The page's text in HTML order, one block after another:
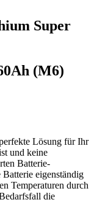
Super
(M6)
Lösung für Ihr
und keine
Batterie-
eigenständig
Temperaturen durch
die